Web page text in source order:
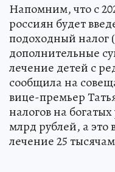
Напомним, что с
россиян будет
подоходный налог
дополнительные
лечение детей с
сообщила на
вице-премьер
налогов на
млрд рублей, а это
лечение 25